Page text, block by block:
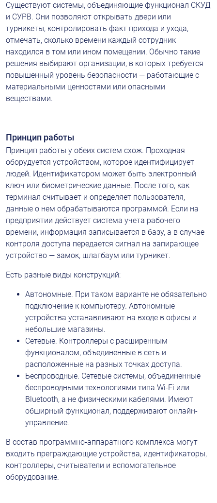
Существуют системы, объединяющие функционал СКУД
и СУРВ. Они позволяют открывать двери или
турникеты, контролировать факт прихода и ухода,
отмечать, сколько времени каждый сотрудник
находился в том или ином помещении. Обычно такие
решения выбирают организации, в которых требуется
повышенный уровень безопасности — работающие с
материальными ценностями или опасными
веществами.
Принцип работы
Принцип работы у обеих систем схож. Проходная
оборудуется устройством, которое идентифицирует
людей. Идентификатором может быть электронный
ключ или биометрические данные. После того, как
терминал считывает и определяет пользователя,
данные о нем обрабатываются программой. Если на
предприятии действует система учета рабочего
времени, информация записывается в базу, а в случае
контроля доступа передается сигнал на запирающее
устройство — замок, шлагбаум или турникет.
Есть разные виды конструкций:
Автономные. При таком варианте не обязательно
подключение к компьютеру. Автономные
устройства устанавливают на входе в офисы и
небольшие магазины.
Сетевые. Контроллеры с расширенным
функционалом, объединенные в сеть и
расположенные на разных точках доступа.
Беспроводные. Сетевые системы, объединенные
беспроводными технологиями типа Wi-Fi или
Bluetooth, а не физическими кабелями. Имеют
обширный функционал, поддерживают онлайн-
управление.
В состав программно-аппаратного комплекса могут
входить преграждающие устройства, идентификаторы,
контроллеры, считыватели и вспомогательное
оборудование.